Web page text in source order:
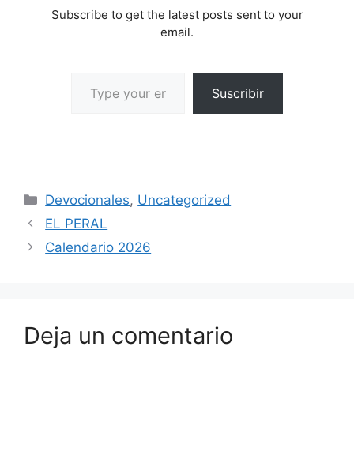
Subscribe to get the latest posts sent to your
email.
Suscribir
Devocionales, Uncategorized
EL PERAL
Calendario 2026
Deja un comentario